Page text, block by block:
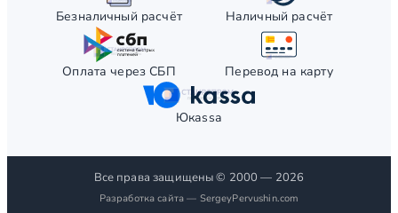
Безналичный расчёт Наличный расчёт
Оплата через СБП Перевод на карту
Юкаssа
Все права защищены © 2000 — 2026
Разработка сайта — SergeyPervushin.com